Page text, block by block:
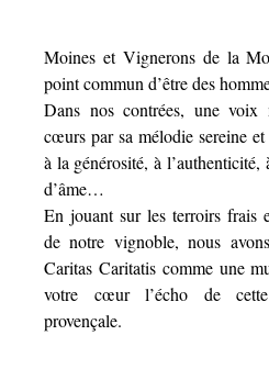
Moines et Vignerons de la
point commun d’être des
Dans nos contrées, une voix
cœurs par sa mélodie sereine
à la générosité, à
d’âme…
En jouant sur les terroirs frais
de notre vignoble, nous
Caritas Caritatis comme une
votre cœur l’écho de
provençale.